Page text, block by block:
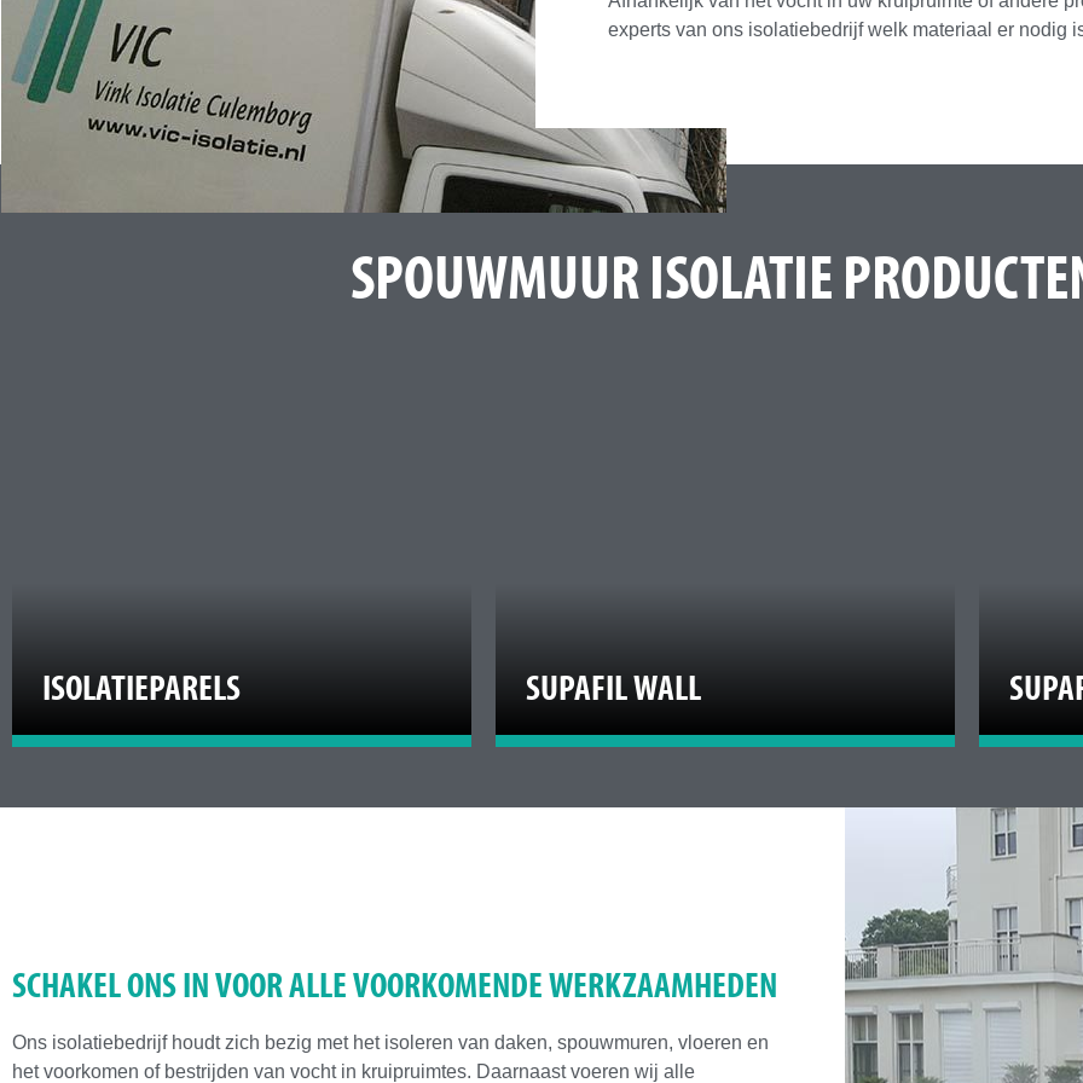
experts van ons isolatiebedrijf welk materiaal er nodig
SPOUWMUUR ISOLATIE
ISOLATIEPARELS SUPAFIL WALL
SCHAKEL ONS IN VOOR ALLE VOORKOMENDE WERKZAAMHEDEN
Ons isolatiebedrijf houdt zich bezig met het isoleren van daken, spouwmuren, vloeren en
het voorkomen of bestrijden van vocht in kruipruimtes. Daarnaast voeren wij alle